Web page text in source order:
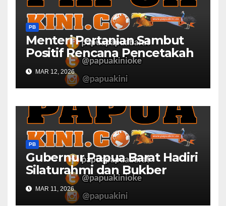
PB
Menteri Pertanian Sambut
Positif Rencana Pencetakah
Sawah dan Ladang di Papua
Barat
MAR 12, 2026
PB
Gubernur Papua Barat Hadiri
Silaturahmi dan Bukber
Bersama DPR RI dan
Mendagri di IPDN
MAR 11, 2026